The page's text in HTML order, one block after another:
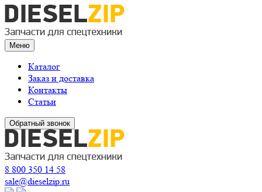
Меню
Каталог
Заказ и доставка
Контакты
Статьи
Обратный звонок
8 800 350 14 58
sale@dieselzip.ru